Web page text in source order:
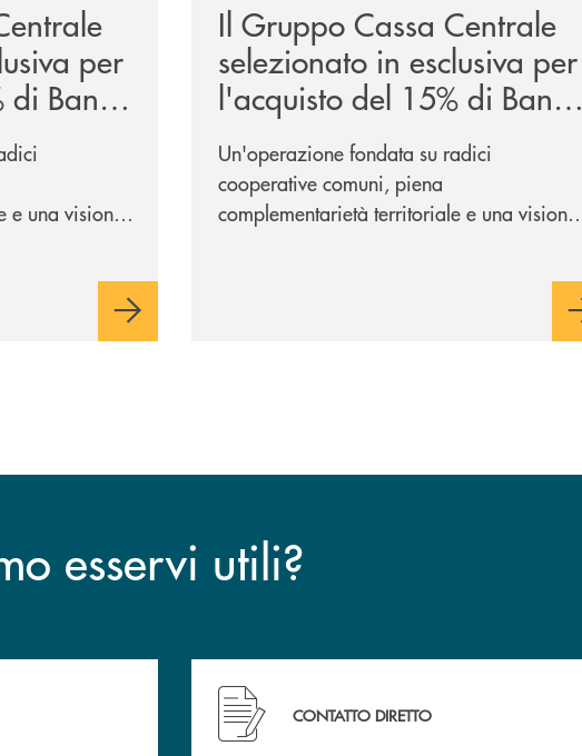
per
di Banca
e una visione
Il Gruppo Cassa Centrale
selezionato in esclusiva per
l'acquisto del 15% di Banca
Cambiano 1884
Un'operazione fondata su radici
cooperative comuni, piena
complementarietà territoriale e una visione
esservi utili?
filiali .
CONTATTO DIRETTO